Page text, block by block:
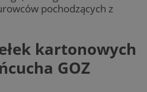
pochodzących z
kartonowych
GOZ